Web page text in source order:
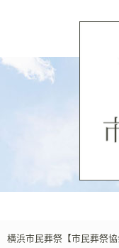
横浜市民葬祭【市民葬祭協